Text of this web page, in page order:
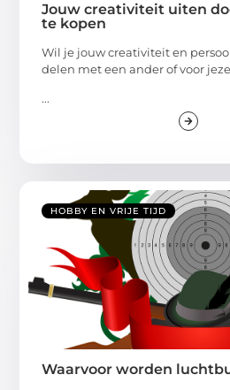
Jouw creativiteit uiten
te kopen
Wil je jouw creativiteit en
delen met een ander of voor
...
HOBBY EN VRIJE TIJD
Waarvoor worden